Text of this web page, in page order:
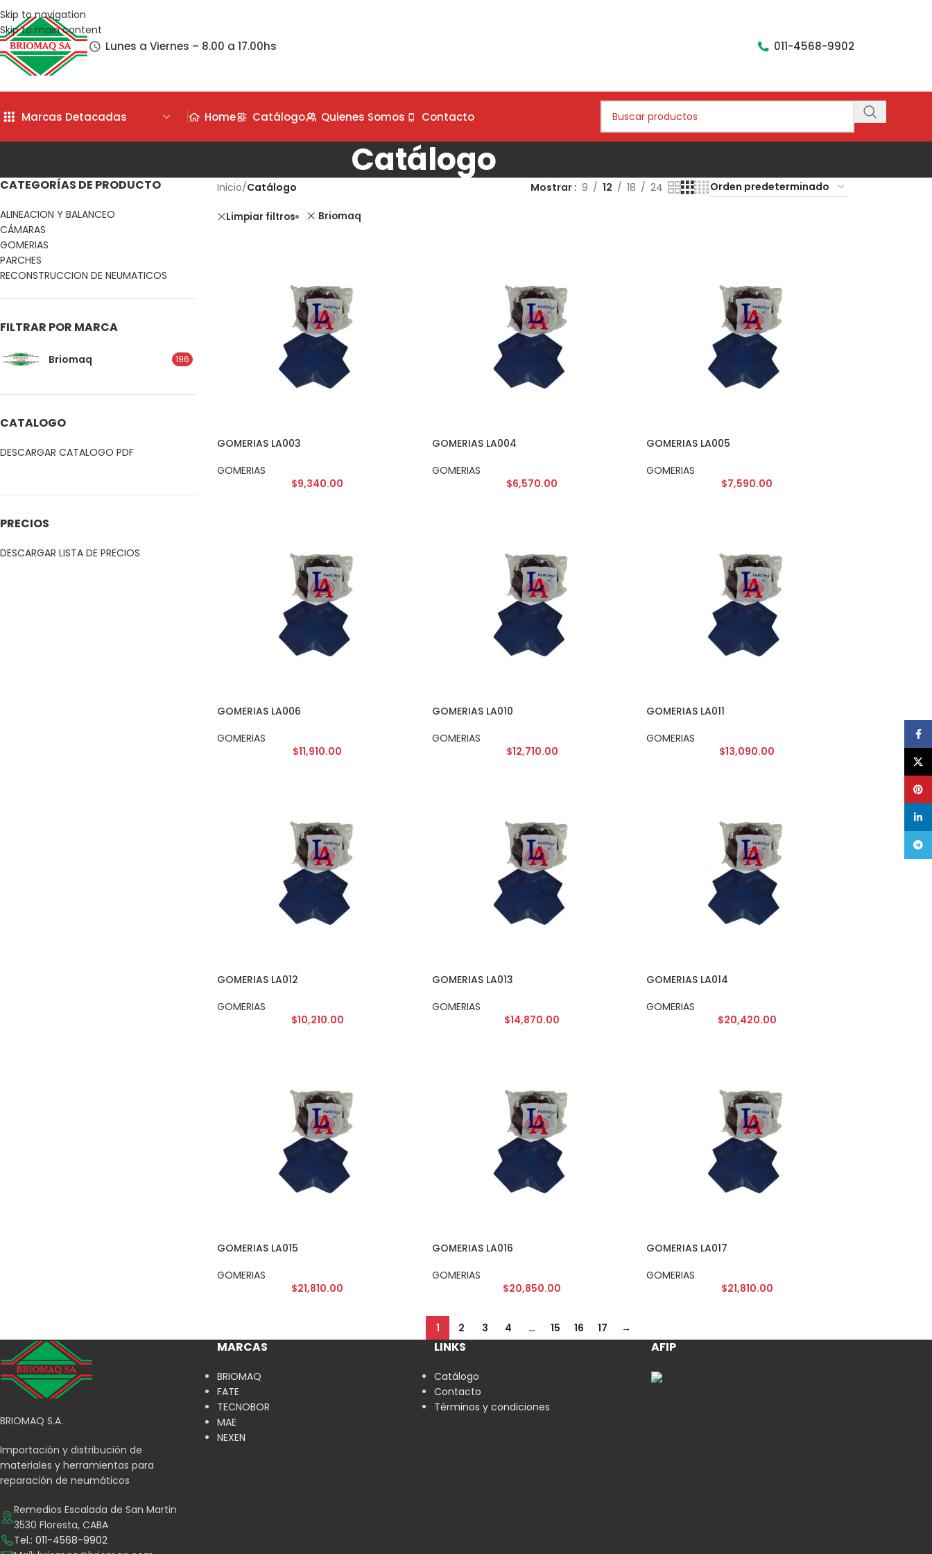
Skip to navigation
Skip to main content
Lunes a Viernes – 8.00 a 17.00hs 011-4568-9902
Marcas Detacadas Home Catálogo Quienes Somos Contacto
Catálogo
CATEGORÍAS DE PRODUCTO
ALINEACION Y BALANCEO
CÁMARAS
GOMERIAS
PARCHES
RECONSTRUCCION DE NEUMATICOS
FILTRAR POR MARCA
Briomaq 196
CATALOGO
DESCARGAR CATALOGO PDF
PRECIOS
DESCARGAR LISTA DE PRECIOS
Inicio/Catálogo Mostrar 9 12 18 24
Limpiar filtros Briomaq
GOMERIAS LA003
GOMERIAS
$9,340.00
GOMERIAS LA004
GOMERIAS
$6,570.00
GOMERIAS LA005
GOMERIAS
$7,590.00
GOMERIAS LA006
GOMERIAS
$11,910.00
GOMERIAS LA010
GOMERIAS
$12,710.00
GOMERIAS LA011
GOMERIAS
$13,090.00
GOMERIAS LA012
GOMERIAS
$10,210.00
GOMERIAS LA013
GOMERIAS
$14,870.00
GOMERIAS LA014
GOMERIAS
$20,420.00
GOMERIAS LA015
GOMERIAS
$21,810.00
GOMERIAS LA016
GOMERIAS
$20,850.00
GOMERIAS LA017
GOMERIAS
$21,810.00
1 2 3 4 … 15 16 17 →
BRIOMAQ S.A.
Importación y distribución de
materiales y herramientas para
reparación de neumáticos
Remedios Escalada de San Martin
3530 Floresta, CABA
Tel.: 011-4568-9902
MARCAS
BRIOMAQ
FATE
TECNOBOR
MAE
NEXEN
LINKS
Catálogo
Contacto
Términos y condiciones
AFIP